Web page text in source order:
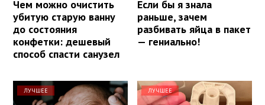
Чем можно очистить
убитую старую ванну
до состояния
конфетки: дешевый
способ спасти санузел
Если бы я знала
раньше, зачем
разбивать яйца в пакет
— гениально!
ЛУЧШЕЕ ЛУЧШЕЕ